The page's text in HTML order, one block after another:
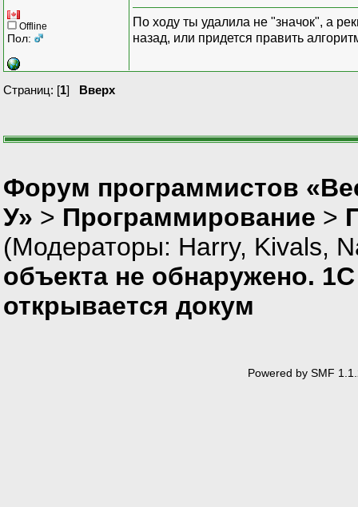
Offline
Пол:
По ходу ты удалила не "значок", а
назад, или придется править
Страниц: [1] Вверх
Форум программистов
У» > Программирование >
(Модераторы: Harry, Kivals,
объекта не обнаружено.
открывается докум
Powered by SMF